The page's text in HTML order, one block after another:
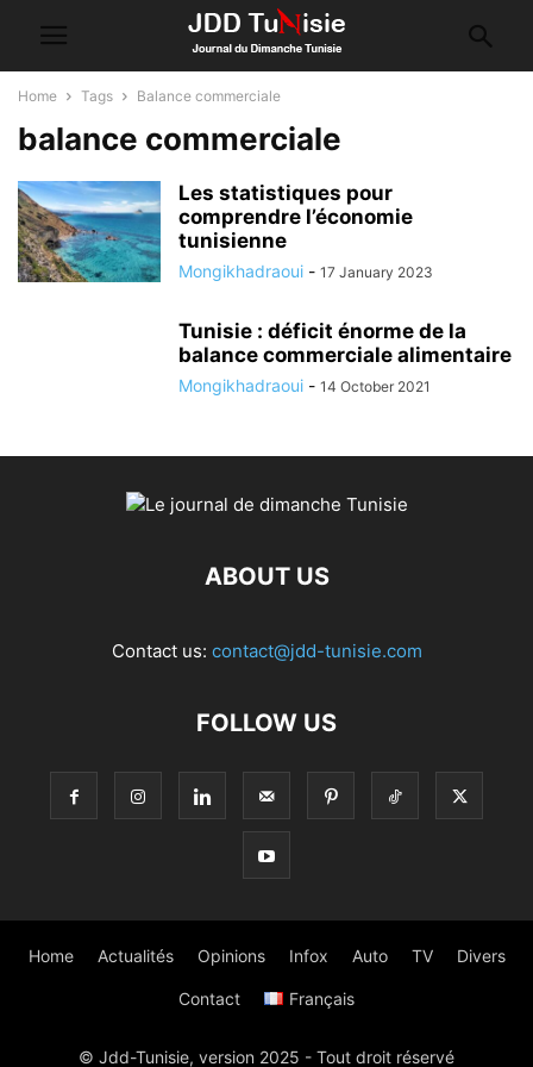
Home Tags Balance commerciale
balance commerciale
Les statistiques pour
comprendre l’économie
tunisienne
Mongikhadraoui - 17 January 2023
Tunisie : déficit énorme de la
balance commerciale alimentaire
Mongikhadraoui - 14 October 2021
ABOUT US
Contact us: contact@jdd-tunisie.com
FOLLOW US
Home Actualités Opinions Infox Auto TV Divers
Contact Français
© Jdd-Tunisie, version 2025 - Tout droit réservé